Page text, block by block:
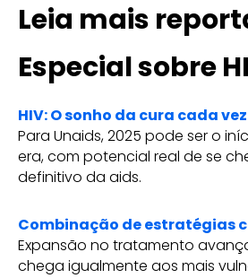
Leia mais
Especial sobre
HIV: O sonho da cura cada
Para Unaids, 2025 pode ser o
era, com potencial real de se
definitivo da aids.
Combinação de estratégias
Expansão no tratamento
chega igualmente aos mais